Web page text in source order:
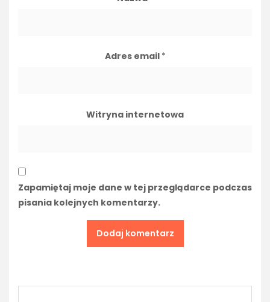
Adres email *
Witryna internetowa
Zapamiętaj moje dane w tej przeglądarce podczas
pisania kolejnych komentarzy.